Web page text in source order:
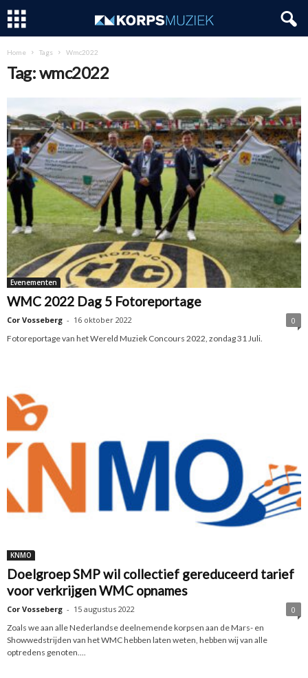
Home Tags Wmc2022
Tag: wmc2022
Evenementen
WMC 2022 Dag 5 Fotoreportage
Cor Vosseberg - 16 oktober 2022
0
Fotoreportage van het Wereld Muziek Concours 2022, zondag 31 Juli.
KNMO
Doelgroep SMP wil collectief gereduceerd tarief
voor verkrijgen WMC opnames
Cor Vosseberg - 15 augustus 2022
0
Zoals we aan alle Nederlandse deelnemende korpsen aan de Mars- en
Showwedstrijden van het WMC hebben laten weten, hebben wij van alle
optredens genoten....